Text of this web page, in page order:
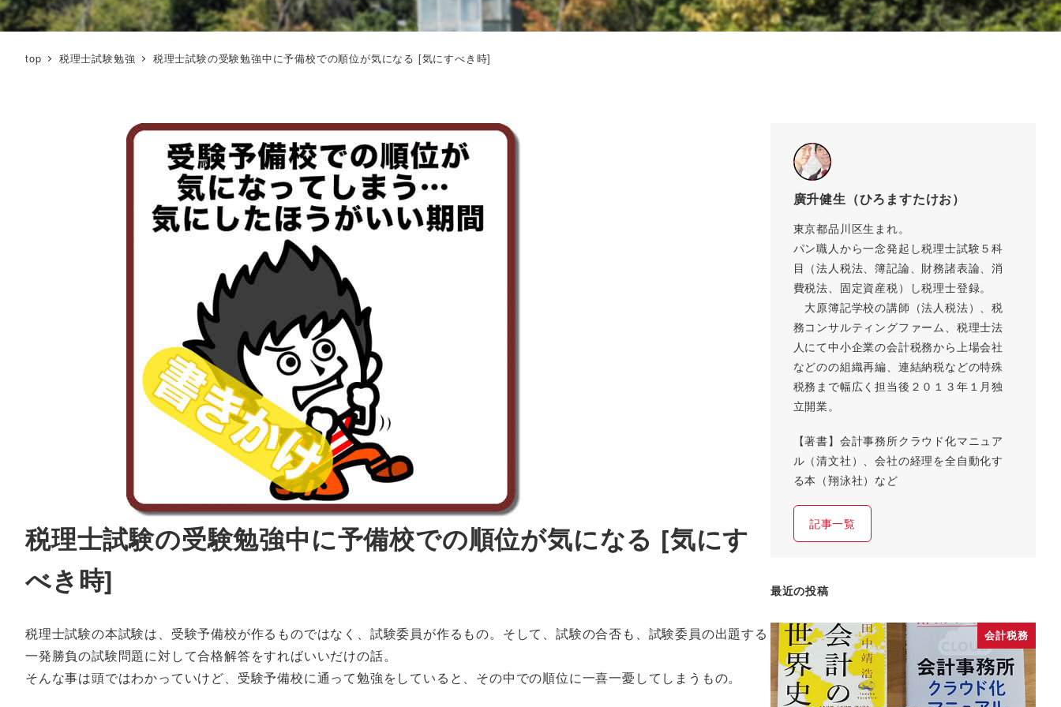
top 税理士試験勉強 税理士試験の受験勉強中に予備校での順位が気になる [気にすべき時]
税理士試験の受験勉強中に予備校での順位が気になる [気にす
べき時]
税理士試験の本試験は、受験予備校が作るものではなく、試験委員が作るもの。そして、試験の合否も、試験委員の出題する
一発勝負の試験問題に対して合格解答をすればいいだけの話。
そんな事は頭ではわかっていけど、受験予備校に通って勉強をしていると、その中での順位に一喜一憂してしまうもの。
廣升健生（ひろますたけお）
東京都品川区生まれ。
パン職人から一念発起し税理士試験５科
目（法人税法、簿記論、財務諸表論、消
費税法、固定資産税）し税理士登録。
大原簿記学校の講師（法人税法）、税
務コンサルティングファーム、税理士法
人にて中小企業の会計税務から上場会社
などのの組織再編、連結納税などの特殊
税務まで幅広く担当後２０１３年１月独
立開業。
【著書】会計事務所クラウド化マニュア
ル（清文社）、会社の経理を全自動化す
る本（翔泳社）など
記事一覧
最近の投稿
会計税務